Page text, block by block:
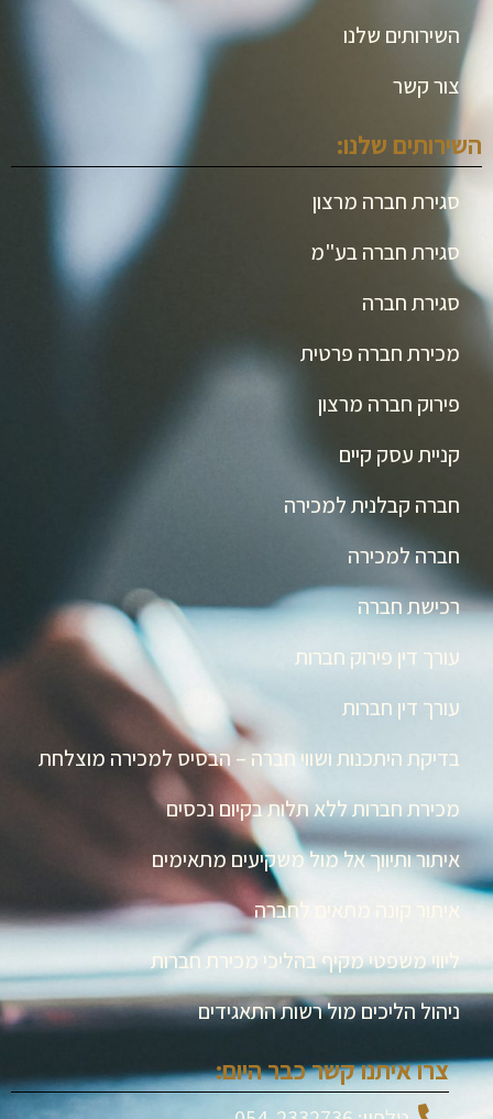
השירותים שלנו
צור קשר
השירותים שלנו:
סגירת חברה מרצון
סגירת חברה בע"מ
סגירת חברה
מכירת חברה פרטית
פירוק חברה מרצון
קניית עסק קיים
חברה קבלנית למכירה
חברה למכירה
רכישת חברה
עורך דין פירוק חברות
עורך דין חברות
בדיקת היתכנות ושווי חברה – הבסיס למכירה מוצלחת
מכירת חברות ללא תלות בקיום נכסים
איתור ותיווך אל מול משקיעים מתאימים
איתור קונה מתאים לחברה
ליווי משפטי מקיף בהליכי מכירת חברות
ניהול הליכים מול רשות התאגידים
צרו איתנו קשר כבר היום: